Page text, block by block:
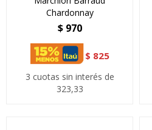
Chardonnay
$ 970
$ 825
3 cuotas sin interés de
323,33